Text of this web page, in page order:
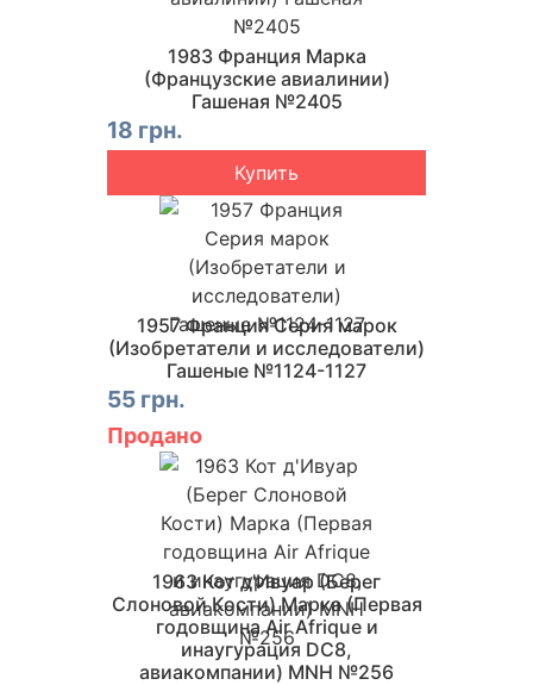
1983 Франция Марка
(Французские авиалинии)
Гашеная №2405
18 грн.
Купить
1957 Франция Серия марок
(Изобретатели и исследователи)
Гашеные №1124-1127
55 грн.
Продано
1963 Кот д'Ивуар (Берег
Слоновой Кости) Марка (Первая
годовщина Air Afrique и
инаугурация DC8,
авиакомпании) MNH №256